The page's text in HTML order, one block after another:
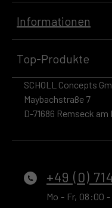
SCHOLL Concepts
Maybachstraße 7
D-71686 Remseck am
+49 (0)
Mo - Fr, 08:00
Informationen
Top-Produkte